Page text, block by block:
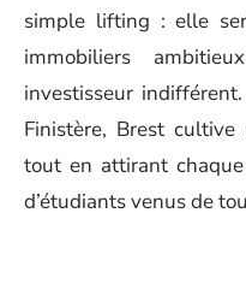
simple lifting : elle
immobiliers
investisseur
Finistère, Brest
tout en attirant
d’étudiants venus de